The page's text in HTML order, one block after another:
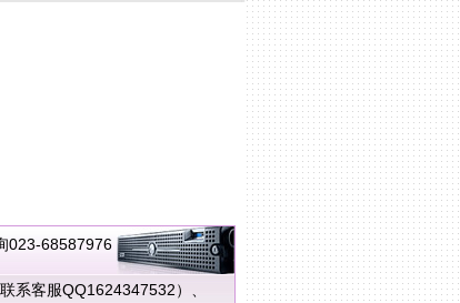
023-68587976
系客服QQ1624347532）、